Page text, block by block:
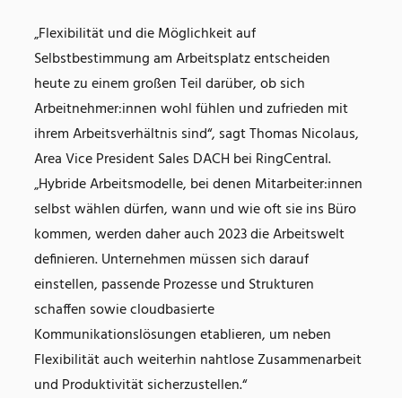
„Flexibilität und die Möglichkeit auf
Selbstbestimmung am Arbeitsplatz entscheiden
heute zu einem großen Teil darüber, ob sich
Arbeitnehmer:innen wohl fühlen und zufrieden mit
ihrem Arbeitsverhältnis sind“, sagt Thomas Nicolaus,
Area Vice President Sales DACH bei RingCentral.
„Hybride Arbeitsmodelle, bei denen Mitarbeiter:innen
selbst wählen dürfen, wann und wie oft sie ins Büro
kommen, werden daher auch 2023 die Arbeitswelt
definieren. Unternehmen müssen sich darauf
einstellen, passende Prozesse und Strukturen
schaffen sowie cloudbasierte
Kommunikationslösungen etablieren, um neben
Flexibilität auch weiterhin nahtlose Zusammenarbeit
und Produktivität sicherzustellen.“